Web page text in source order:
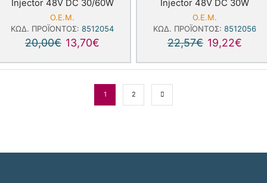
Injector 48V DC 30/60W
Ο.Ε.Μ.
ΚΩΔ. ΠΡΟΪΌΝΤΟΣ: 8512054
20,00€ 13,70€
Injector 48V DC 30W
Ο.Ε.Μ.
ΚΩΔ. ΠΡΟΪΌΝΤΟΣ: 8512056
22,57€ 19,22€
1 2